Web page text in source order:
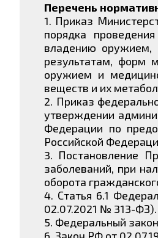
Перечень
1. Приказ
порядка
владению оружием,
результатам, форм
оружием и
веществ и их
2. Приказ
утверждении
Федерации по
Российской
3. Постановление
заболеваний, при
оборота
4. Статья 6.1
02.07.2021 № 313-ФЗ).
5. Федеральный